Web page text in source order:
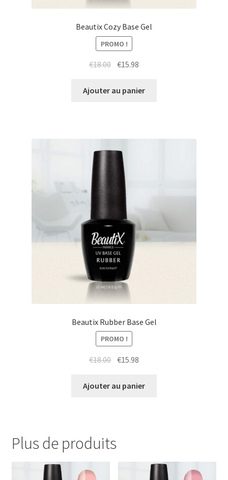
Beautix Cozy Base Gel
PROMO !
€18.00 Le
initial
€15.98
actuel
Ajouter au panier
Beautix Rubber Base Gel
PROMO !
€18.00 Le
initial
€15.98
actuel
Ajouter au panier
Plus de produits